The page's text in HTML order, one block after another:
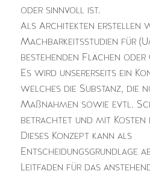
oder sinnvoll ist.
Als Architekten erstellen
Machbarkeitsstudien für
bestehenden Flächen oder
Es wird unsererseits ein
welches die Substanz, die
Maßnahmen sowie evtl.
betrachtet und mit Kosten
Dieses Konzept kann als
Entscheidungsgrundlage
Leitfaden für das